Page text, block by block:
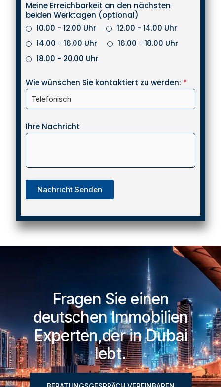
Meine Erreichbarkeit an den nächsten
beiden Werktagen (optional)
10.00 - 12.00 Uhr
12.00 - 14.00 Uhr
14.00 - 16.00 Uhr
16.00 - 18.00 Uhr
18.00 - 20.00 Uhr
Wie wünschen Sie kontaktiert zu werden: *
Ihre Nachricht
Nachricht Senden
Fragen Sie einen
deutschen Immobilien
Experten,der in Dubai
lebt.